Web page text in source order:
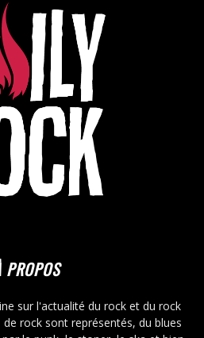
PROPOS
sur l'actualité du rock et du rock
de rock sont représentés, du blues